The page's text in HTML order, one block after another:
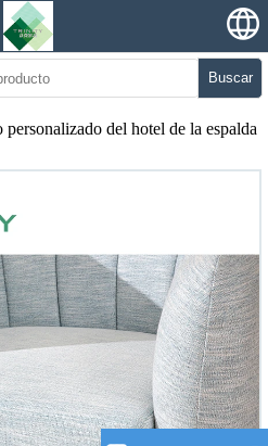
Buscar
del hotel de la espalda